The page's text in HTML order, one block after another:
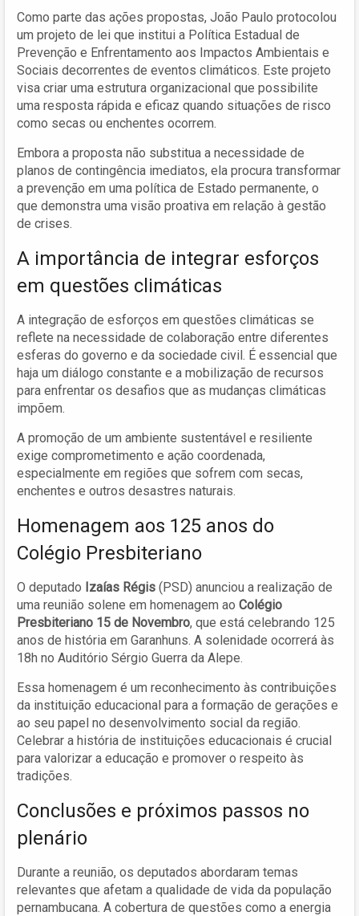
Como parte das ações propostas, João Paulo protocolou
um projeto de lei que institui a Política Estadual de
Prevenção e Enfrentamento aos Impactos Ambientais e
Sociais decorrentes de eventos climáticos. Este projeto
visa criar uma estrutura organizacional que possibilite
uma resposta rápida e eficaz quando situações de risco
como secas ou enchentes ocorrem.
Embora a proposta não substitua a necessidade de
planos de contingência imediatos, ela procura transformar
a prevenção em uma política de Estado permanente, o
que demonstra uma visão proativa em relação à gestão
de crises.
A importância de integrar esforços
em questões climáticas
A integração de esforços em questões climáticas se
reflete na necessidade de colaboração entre diferentes
esferas do governo e da sociedade civil. É essencial que
haja um diálogo constante e a mobilização de recursos
para enfrentar os desafios que as mudanças climáticas
impõem.
A promoção de um ambiente sustentável e resiliente
exige comprometimento e ação coordenada,
especialmente em regiões que sofrem com secas,
enchentes e outros desastres naturais.
Homenagem aos 125 anos do
Colégio Presbiteriano
O deputado Izaías Régis (PSD) anunciou a realização de
uma reunião solene em homenagem ao Colégio
Presbiteriano 15 de Novembro, que está celebrando 125
anos de história em Garanhuns. A solenidade ocorrerá às
18h no Auditório Sérgio Guerra da Alepe.
Essa homenagem é um reconhecimento às contribuições
da instituição educacional para a formação de gerações e
ao seu papel no desenvolvimento social da região.
Celebrar a história de instituições educacionais é crucial
para valorizar a educação e promover o respeito às
tradições.
Conclusões e próximos passos no
plenário
Durante a reunião, os deputados abordaram temas
relevantes que afetam a qualidade de vida da população
pernambucana. A cobertura de questões como a energia